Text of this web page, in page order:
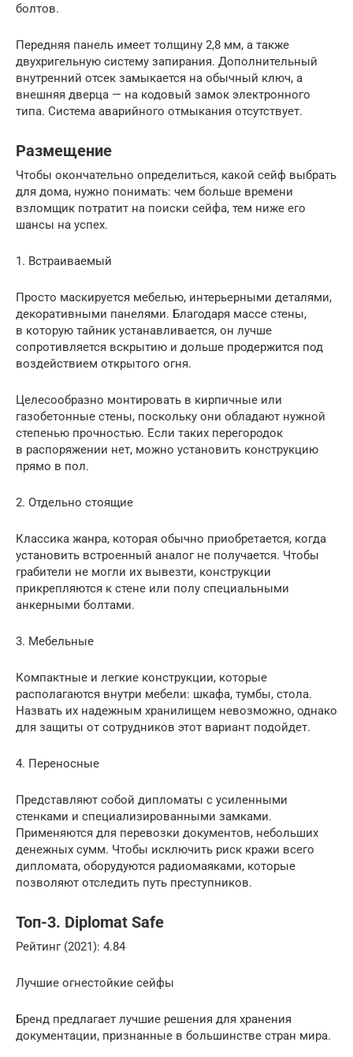
болтов.
Передняя панель имеет толщину 2,8 мм, а также
двухригельную систему запирания. Дополнительный
внутренний отсек замыкается на обычный ключ, а
внешняя дверца — на кодовый замок электронного
типа. Система аварийного отмыкания отсутствует.
Размещение
Чтобы окончательно определиться, какой сейф выбрать
для дома, нужно понимать: чем больше времени
взломщик потратит на поиски сейфа, тем ниже его
шансы на успех.
1. Встраиваемый
Просто маскируется мебелью, интерьерными деталями,
декоративными панелями. Благодаря массе стены,
в которую тайник устанавливается, он лучше
сопротивляется вскрытию и дольше продержится под
воздействием открытого огня.
Целесообразно монтировать в кирпичные или
газобетонные стены, поскольку они обладают нужной
степенью прочностью. Если таких перегородок
в распоряжении нет, можно установить конструкцию
прямо в пол.
2. Отдельно стоящие
Классика жанра, которая обычно приобретается, когда
установить встроенный аналог не получается. Чтобы
грабители не могли их вывезти, конструкции
прикрепляются к стене или полу специальными
анкерными болтами.
3. Мебельные
Компактные и легкие конструкции, которые
располагаются внутри мебели: шкафа, тумбы, стола.
Назвать их надежным хранилищем невозможно, однако
для защиты от сотрудников этот вариант подойдет.
4. Переносные
Представляют собой дипломаты с усиленными
стенками и специализированными замками.
Применяются для перевозки документов, небольших
денежных сумм. Чтобы исключить риск кражи всего
дипломата, оборудуются радиомаяками, которые
позволяют отследить путь преступников.
Топ-3. Diplomat Safe
Рейтинг (2021): 4.84
Лучшие огнестойкие сейфы
Бренд предлагает лучшие решения для хранения
документации, признанные в большинстве стран мира.